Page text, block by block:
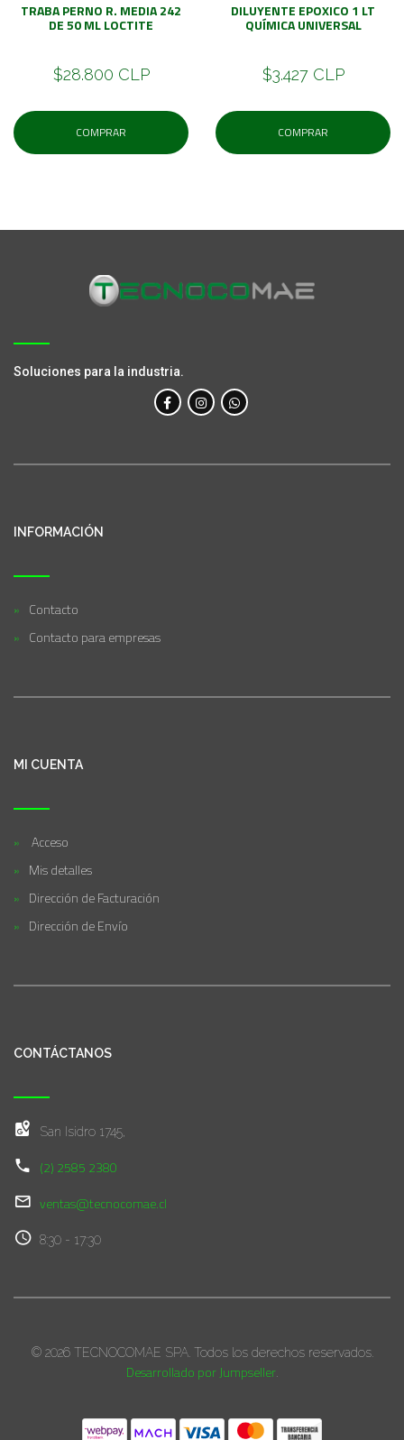
TRABA PERNO R. MEDIA 242
DE 50 ML LOCTITE
$28.800 CLP
COMPRAR
DILUYENTE EPOXICO 1 LT
QUÍMICA UNIVERSAL
$3.427 CLP
COMPRAR
Soluciones para la industria.
INFORMACIÓN
Contacto
Contacto para empresas
MI CUENTA
Acceso
Mis detalles
Dirección de Facturación
Dirección de Envío
CONTÁCTANOS
San Isidro 1745,
(2) 2585 2380
ventas@tecnocomae.cl
8:30 - 17:30
© 2026 TECNOCOMAE SPA. Todos los derechos reservados.
Desarrollado por Jumpseller